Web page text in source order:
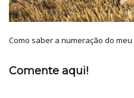
Como saber a numeração do
Comente aqui!